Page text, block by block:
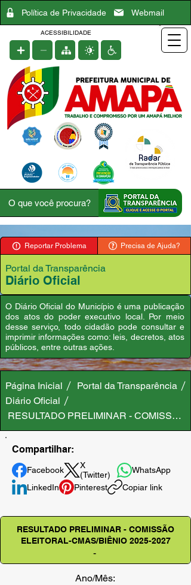
Política de Privacidade Webmail
ACESSIBILIDADE
Reportar Problema Precisa de Ajuda?
Portal da Transparência
Diário Oficial
O Diário Oficial do Município é uma publicação
dos atos do poder executivo local. Por meio
desse serviço, todo cidadão pode consultar e
imprimir informações como: leis, decretos, atos
públicos, entre outras ações.
Página Inicial
Portal da Transparência
Diário Oficial
RESULTADO PRELIMINAR -
Compartilhar:
Facebook
X
(Twitter)
WhatsApp
LinkedIn
Pinterest Copiar link
RESULTADO PRELIMINAR - COMISSÃO
ELEITORAL-CMAS/BIÊNIO 2025-2027
-
Ano/Mês: